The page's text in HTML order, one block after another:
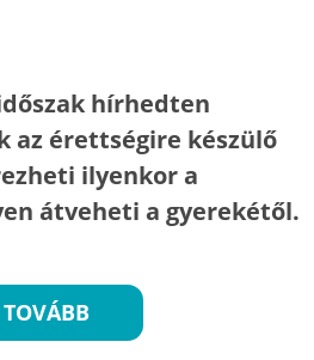
hírhedten
az érettségire készülő
ilyenkor a
átveheti a gyerekétől.
TOVÁBB